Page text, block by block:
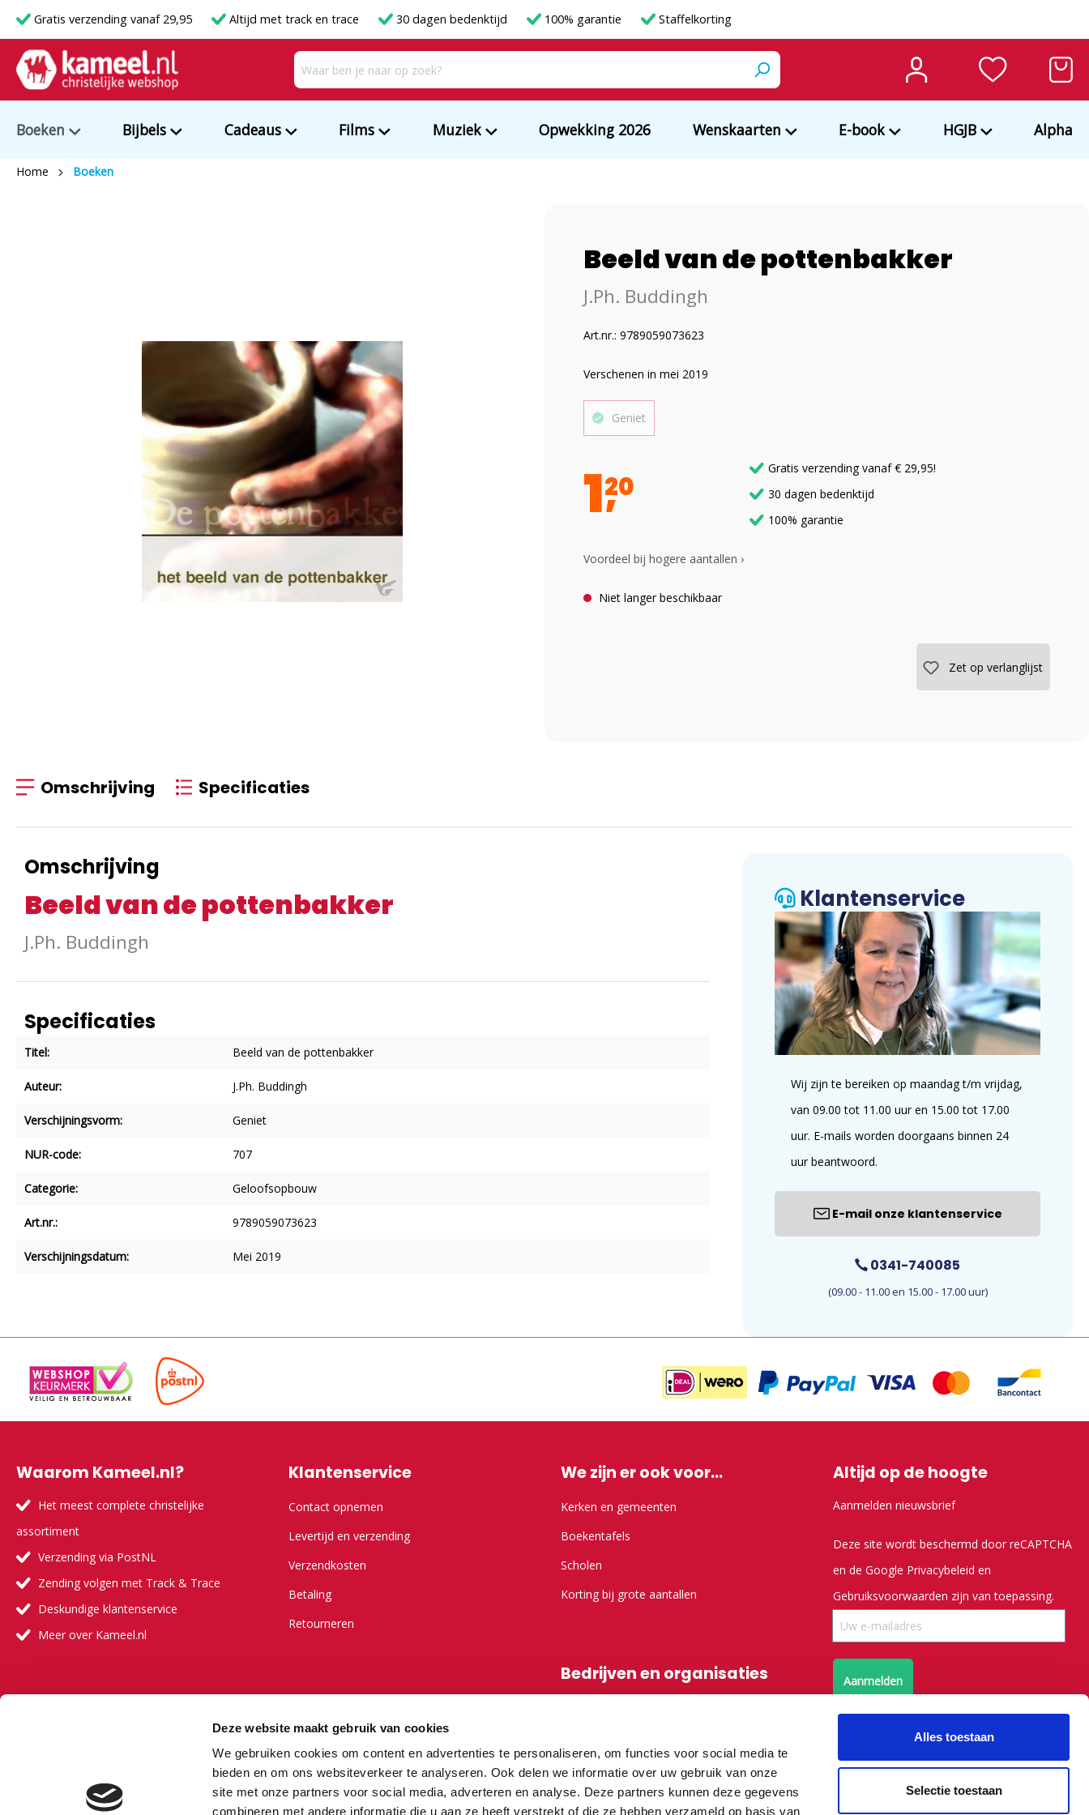
Deze website maakt gebruik van cookies
We gebruiken cookies om content en advertenties te personaliseren, om functies voor social media te
bieden en om ons websiteverkeer te analyseren. Ook delen we informatie over uw gebruik van onze
site met onze partners voor social media, adverteren en analyse. Deze partners kunnen deze gegevens
combineren met andere informatie die u aan ze heeft verstrekt of die ze hebben verzameld op basis van
Alles toestaan
Selectie toestaan
Gratis verzending vanaf 29,95 Altijd met track en trace 30 dagen bedenktijd 100% garantie Staffelkorting
Boeken Bijbels Cadeaus Films Muziek Opwekking 2026 Wenskaarten E-book HGJB Alpha
Home Boeken
Beeld van de pottenbakker
J.Ph. Buddingh
Art.nr.: 9789059073623
Verschenen in mei 2019
Geniet
120
Gratis verzending vanaf € 29,95!
30 dagen bedenktijd
100% garantie
Voordeel bij hogere aantallen ›
Niet langer beschikbaar
Zet op verlanglijst
Omschrijving Specificaties
Omschrijving
Beeld van de pottenbakker
J.Ph. Buddingh
Specificaties
Titel: Beeld van de pottenbakker
Auteur: J.Ph. Buddingh
Verschijningsvorm: Geniet
NUR-code: 707
Categorie: Geloofsopbouw
Art.nr.: 9789059073623
Verschijningsdatum: Mei 2019
Klantenservice
Wij zijn te bereiken op maandag t/m vrijdag,
van 09.00 tot 11.00 uur en 15.00 tot 17.00
uur. E-mails worden doorgaans binnen 24
uur beantwoord.
E-mail onze klantenservice
0341-740085
(09.00 - 11.00 en 15.00 - 17.00 uur)
Waarom Kameel.nl?
Het meest complete christelijke
assortiment
Verzending via PostNL
Zending volgen met Track & Trace
Deskundige klantenservice
Meer over Kameel.nl
Klantenservice
Contact opnemen
Levertijd en verzending
Verzendkosten
Betaling
Retourneren
Onze visie
Onze partners
Veelgestelde vragen
We zijn er ook voor...
Kerken en gemeenten
Boekentafels
Scholen
Korting bij grote aantallen
Bedrijven en organisaties
Altijd op de hoogte
Aanmelden nieuwsbrief
Deze site wordt beschermd door reCAPTCHA
en de Google Privacybeleid en
Gebruiksvoorwaarden zijn van toepassing.
Aanmelden
Volg ons op X
Volg ons op facebook